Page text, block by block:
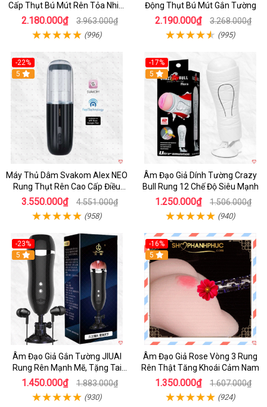
Cấp Thụt Bú Mút Rên Tỏa Nhiệt
Sạc Pin
2.180.000₫ 3.963.000₫
(996)
Động Thụt Bú Mút Gắn Tường
2.190.000₫ 3.268.000₫
(995)
-22%
5
Máy Thủ Dâm Svakom Alex NEO
Rung Thụt Rên Cao Cấp Điều
Khiển App
3.550.000₫ 4.551.000₫
(958)
-17%
5
Âm Đạo Giả Dính Tường Crazy
Bull Rung 12 Chế Độ Siêu Mạnh
1.250.000₫ 1.506.000₫
(940)
-23%
5
Âm Đạo Giả Gắn Tường JIUAI
Rung Rên Mạnh Mẽ, Tặng Tai
Nghe
1.450.000₫ 1.883.000₫
(930)
-16%
5
Âm Đạo Giả Rose Vòng 3 Rung
Rên Thật Tăng Khoái Cảm Nam
1.350.000₫ 1.607.000₫
(924)